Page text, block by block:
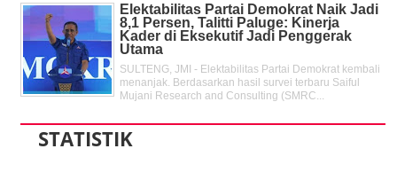
Elektabilitas Partai Demokrat Naik Jadi
8,1 Persen, Talitti Paluge: Kinerja
Kader di Eksekutif Jadi Penggerak
Utama
SULTENG, JMI - Elektabilitas Partai Demokrat kembali
menanjak. Berdasarkan hasil survei terbaru Saiful
Mujani Research and Consulting (SMRC...
STATISTIK